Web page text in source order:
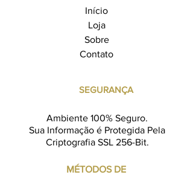
Início
Loja
Sobre
Contato
SEGURANÇA
Ambiente 100% Seguro.
Sua Informação é Protegida Pela
Criptografia SSL 256-Bit.
MÉTODOS DE